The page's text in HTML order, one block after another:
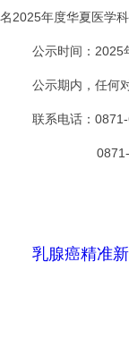
名2025年度华夏医学
公示时间： 2025
公示期内，任何
联系电话：
0871-
乳腺癌精准